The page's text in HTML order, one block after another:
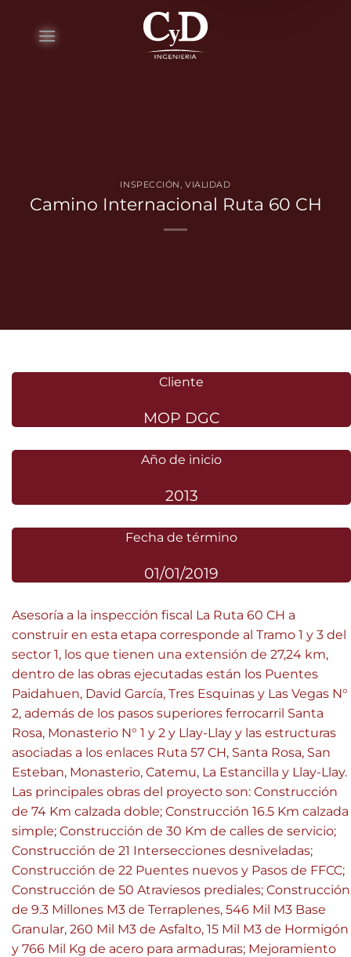
content
INSPECCIÓN ,VIALIDAD
Camino Internacional Ruta 60 CH
Cliente
MOP DGC
Año de inicio
2013
Fecha de término
01/01/2019
Asesoría a la inspección fiscal La Ruta 60 CH a
construir en esta etapa corresponde al Tramo 1 y 3 del
sector 1, los que tienen una extensión de 27,24 km,
dentro de las obras ejecutadas están los Puentes
Paidahuen, David García, Tres Esquinas y Las Vegas N°
2, además de los pasos superiores ferrocarril Santa
Rosa, Monasterio N° 1 y 2 y Llay-Llay y las estructuras
asociadas a los enlaces Ruta 57 CH, Santa Rosa, San
Esteban, Monasterio, Catemu, La Estancilla y Llay-Llay.
Las principales obras del proyecto son: Construcción
de 74 Km calzada doble; Construcción 16.5 Km calzada
simple; Construcción de 30 Km de calles de servicio;
Construcción de 21 Intersecciones desniveladas;
Construcción de 22 Puentes nuevos y Pasos de FFCC;
Construcción de 50 Atraviesos prediales; Construcción
de 9.3 Millones M3 de Terraplenes, 546 Mil M3 Base
Granular, 260 Mil M3 de Asfalto, 15 Mil M3 de Hormigón
y 766 Mil Kg de acero para armaduras; Mejoramiento